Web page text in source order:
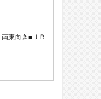
東向き■ＪＲ